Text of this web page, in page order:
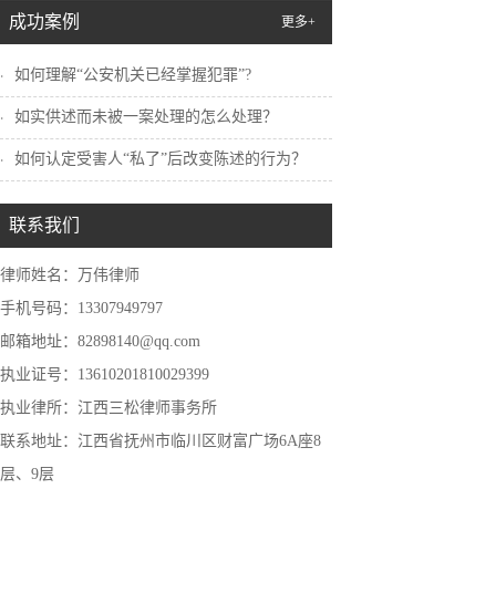
成功案例 更多+
如何理解“公安机关已经掌握犯罪”?
如实供述而未被一案处理的怎么处理？
如何认定受害人“私了”后改变陈述的行为？
联系我们
律师姓名：万伟律师
手机号码：13307949797
邮箱地址：82898140@qq.com
执业证号：13610201810029399
执业律所：江西三松律师事务所
联系地址：江西省抚州市临川区财富广场6A座8
层、9层